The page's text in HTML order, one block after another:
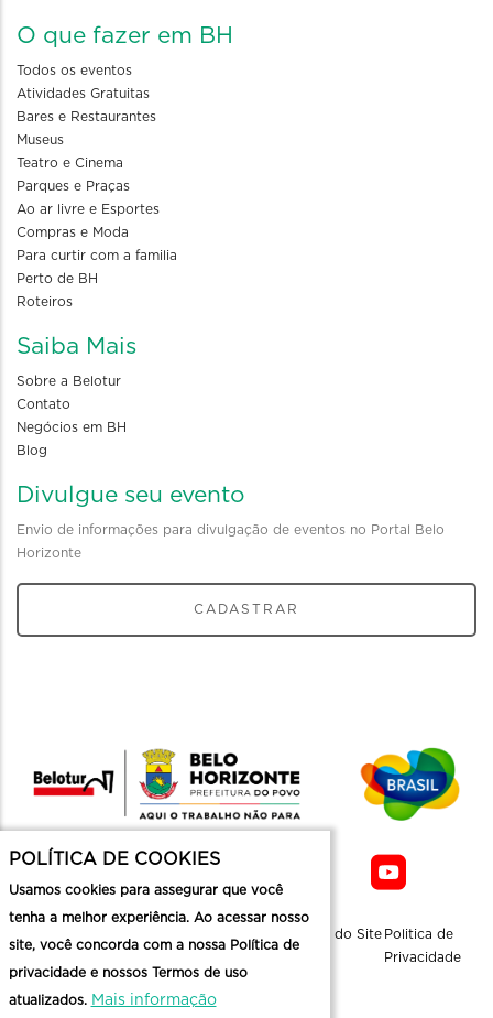
O que fazer em BH
Todos os eventos
Atividades Gratuitas
Bares e Restaurantes
Museus
Teatro e Cinema
Parques e Praças
Ao ar livre e Esportes
Compras e Moda
Para curtir com a familia
Perto de BH
Roteiros
Saiba Mais
Sobre a Belotur
Contato
Negócios em BH
Blog
Divulgue seu evento
Envio de informações para divulgação de eventos no Portal Belo
Horizonte
CADASTRAR
Mapa do Site Politica de
Privacidade
POLÍTICA DE COOKIES
Usamos cookies para assegurar que você
tenha a melhor experiência. Ao acessar nosso
site, você concorda com a nossa Política de
privacidade e nossos Termos de uso
atualizados. Mais informação